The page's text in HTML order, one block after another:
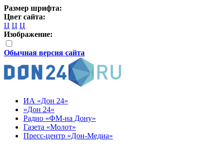
Размер шрифта:
Цвет сайта:
Ц Ц Ц
Изображение:
Обычная версия сайта
ИА «Дон 24»
«Дон 24»
Радио «ФМ-на Дону»
Газета «Молот»
Пресс-центр «Дон-Медиа»